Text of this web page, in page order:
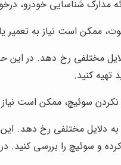
مدارک شناسایی خودرو،
ممکن است نیاز به تعمیر
مختلفی رخ دهد. در این
تهیه کنید.
سوئیچ، ممکن است نیاز
دلایل مختلفی رخ دهد.
و سوئیچ را بررسی کنید.